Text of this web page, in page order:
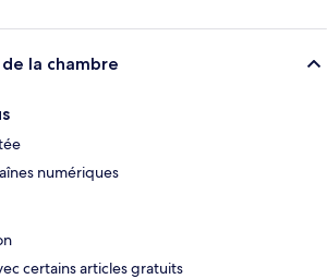
la chambre
numériques
certains articles gratuits